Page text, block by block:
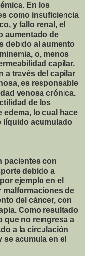
En los
como insuficiencia
y fallo renal, el
aumentado de
debido al aumento
o, menos
capilar.
a través del capilar
es responsable
venosa crónica.
de los
edema, lo cual hace
líquido acumulado
pacientes con
debido a
ejemplo en el
malformaciones de
del cáncer, con
Como resultado
que no reingresa a
a la circulación
acumula en el